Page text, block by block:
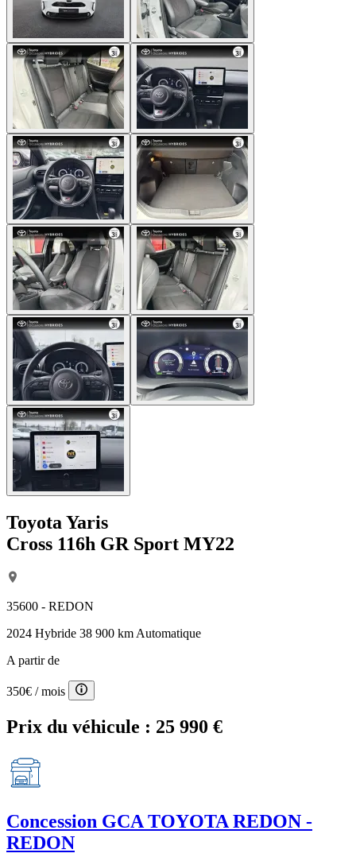
Toyota Yaris
Cross 116h GR Sport MY22
35600 - REDON
2024 Hybride 38 900 km Automatique
A partir de
350€ / mois
Prix du véhicule : 25 990 €
Concession GCA TOYOTA REDON -
REDON